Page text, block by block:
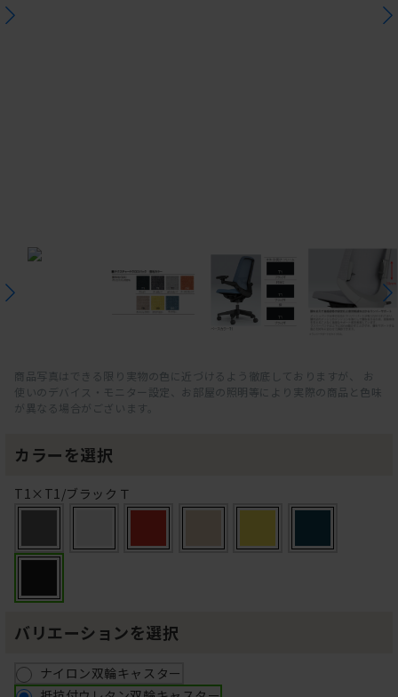
商品写真はできる限り実物の色に近づけるよう徹底しておりますが、 お
使いのデバイス・モニター設定、お部屋の照明等により実際の商品と色味
が異なる場合がございます。
カラーを選択
T1×T1/ブラックＴ
バリエーションを選択
ナイロン双輪キャスター